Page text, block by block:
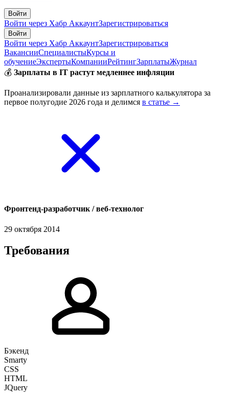
Войти
Войти через Хабр АккаунтЗарегистрироваться
Войти
Войти через Хабр АккаунтЗарегистрироваться
ВакансииСпециалистыКурсы и
обучениеЭкспертыКомпанииРейтингЗарплатыЖурнал
💰 Зарплаты в IT растут медленнее инфляции
Проанализировали данные из зарплатного калькулятора за
первое полугодие 2026 года и делимся в статье →
Фронтенд-разработчик / веб-технолог
29 октября 2014
Требования
Бэкенд
Smarty
CSS
HTML
JQuery